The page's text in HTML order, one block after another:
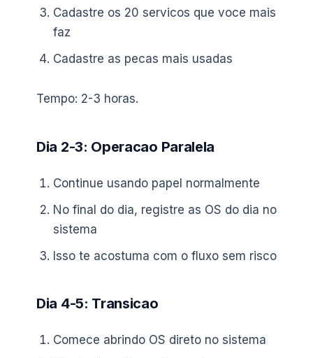
Cadastre os 20 servicos que voce mais
faz
Cadastre as pecas mais usadas
Tempo: 2-3 horas.
Dia 2-3: Operacao Paralela
Continue usando papel normalmente
No final do dia, registre as OS do dia no
sistema
Isso te acostuma com o fluxo sem risco
Dia 4-5: Transicao
Comece abrindo OS direto no sistema